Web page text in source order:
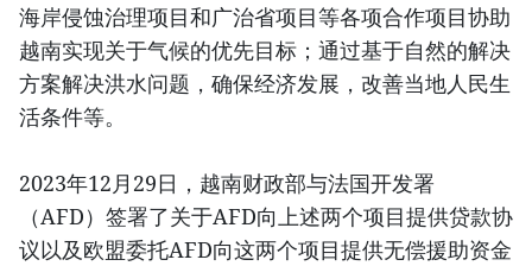
海岸侵蚀治理项目和广治省项目等各项合作项目协助
越南实现关于气候的优先目标；通过基于自然的解决
方案解决洪水问题，确保经济发展，改善当地人民生
活条件等。
2023年12月29日，越南财政部与法国开发署
（AFD）签署了关于AFD向上述两个项目提供贷款协
议以及欧盟委托AFD向这两个项目提供无偿援助资金